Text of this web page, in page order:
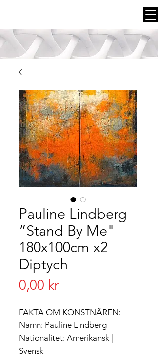
Pauline Lindberg
”Stand By Me"
180x100cm x2
Diptych
0,00 krPris
FAKTA OM KONSTNÄREN:
Namn: Pauline Lindberg
Nationalitet: Amerikansk |
Svensk